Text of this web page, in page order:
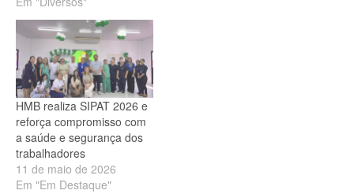
HMB realiza SIPAT 2026 e
reforça compromisso com
a saúde e segurança dos
trabalhadores
11 de maio de 2026
Em "Em Destaque"